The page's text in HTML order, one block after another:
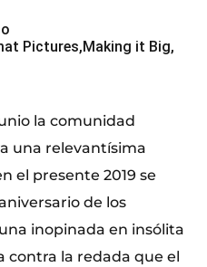
Pictures,Making it Big,
la comunidad
una relevantísima
el presente 2019 se
de los
una inopinada en insólita
contra la redada que el